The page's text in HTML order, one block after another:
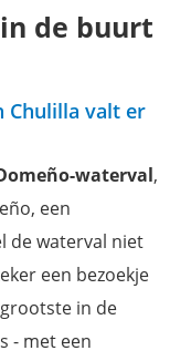
de buurt
Chulilla valt er
waterval,
een
de waterval niet
een bezoekje
in de
- met een